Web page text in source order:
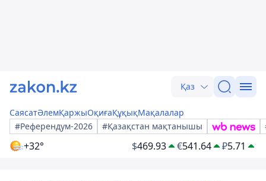
Қаз
СаясатӘлемҚаржыОқиғаҚұқықМақалалар
#Референдум-2026
#Қазақстан мақтанышы
+32° $469.93 €541.64 ₽5.71